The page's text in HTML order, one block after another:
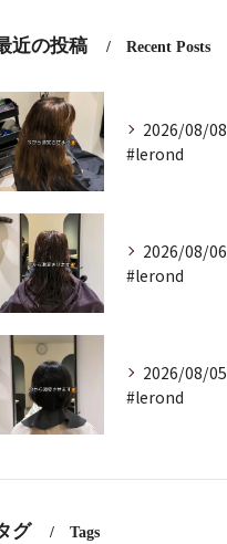
近の投稿 Recent Posts
2026/08/08
#lerond
2026/08/06
#lerond
2026/08/05
#lerond
グ Tags